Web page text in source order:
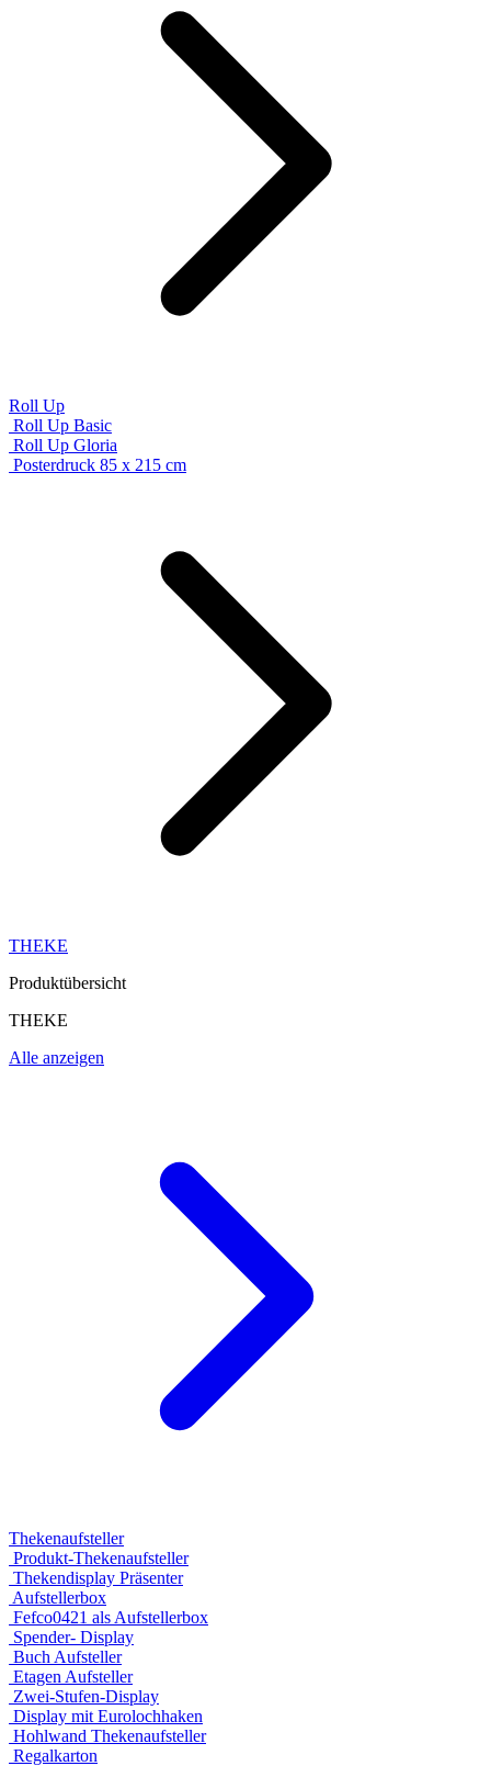
Roll Up
Roll Up Basic
Roll Up Gloria
Posterdruck 85 x 215 cm
THEKE
Produktübersicht
THEKE
Alle anzeigen
Thekenaufsteller
Produkt-Thekenaufsteller
Thekendisplay Präsenter
Aufstellerbox
Fefco0421 als Aufstellerbox
Spender- Display
Buch Aufsteller
Etagen Aufsteller
Zwei-Stufen-Display
Display mit Eurolochhaken
Hohlwand Thekenaufsteller
Regalkarton